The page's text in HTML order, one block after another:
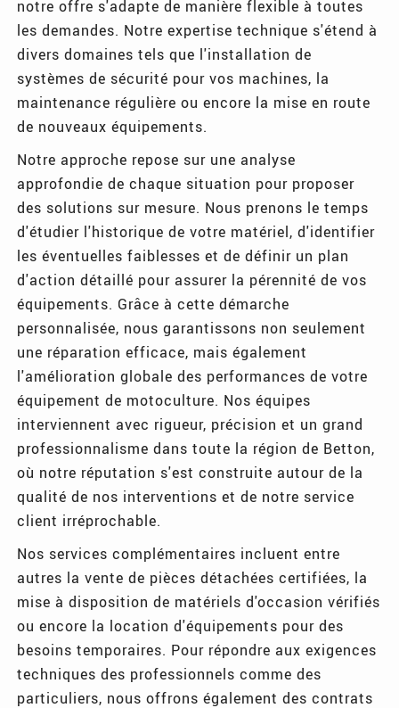
notre offre s'adapte de manière flexible à toutes
les demandes. Notre expertise technique s'étend à
divers domaines tels que l'installation de
systèmes de sécurité pour vos machines, la
maintenance régulière ou encore la mise en route
de nouveaux équipements.
Notre approche repose sur une analyse
approfondie de chaque situation pour proposer
des solutions sur mesure. Nous prenons le temps
d'étudier l'historique de votre matériel, d'identifier
les éventuelles faiblesses et de définir un plan
d'action détaillé pour assurer la pérennité de vos
équipements. Grâce à cette démarche
personnalisée, nous garantissons non seulement
une réparation efficace, mais également
l'amélioration globale des performances de votre
équipement de motoculture. Nos équipes
interviennent avec rigueur, précision et un grand
professionnalisme dans toute la région de Betton,
où notre réputation s'est construite autour de la
qualité de nos interventions et de notre service
client irréprochable.
Nos services complémentaires incluent entre
autres la vente de pièces détachées certifiées, la
mise à disposition de matériels d'occasion vérifiés
ou encore la location d'équipements pour des
besoins temporaires. Pour répondre aux exigences
techniques des professionnels comme des
particuliers, nous offrons également des contrats